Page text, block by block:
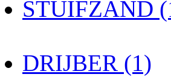
STUIFZAND
DRIJBER (1)